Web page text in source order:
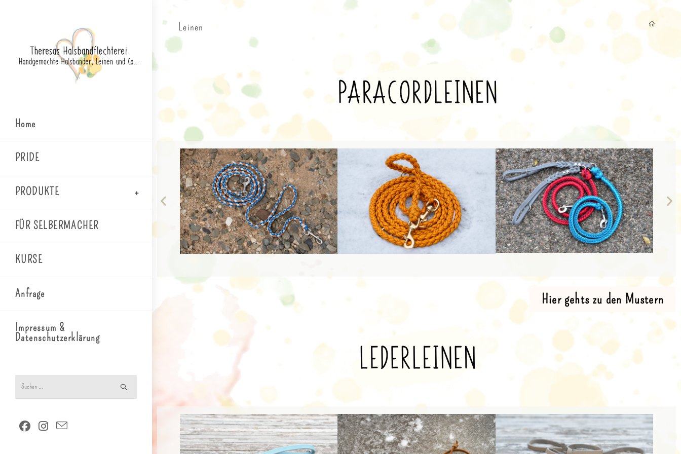
Home
PRIDE
PRODUKTE
FÜR SELBERMACHER
KURSE
Anfrage
Impressum &
Datenschutzerklärung
durchsuchen
Leinen
Hier gehts zu den Mustern